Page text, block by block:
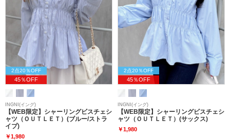
2点20％OFF
45％OFF
INGNI(イング)
【WEB限定】シャーリングビスチェシ
ャツ（ＯＵＴＬＥＴ）(ブルー/ストラ
イプ)
￥1,980
2点20％OFF
45％OFF
INGNI(イング)
【WEB限定】シャーリングビスチェシ
ャツ（ＯＵＴＬＥＴ）(サックス)
￥1,980